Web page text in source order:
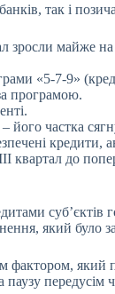
так і
зросли майже
«5-7-9»
програмою.
його частка
квартал до
який було